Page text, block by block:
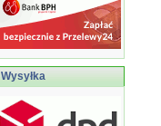
Wysyłka